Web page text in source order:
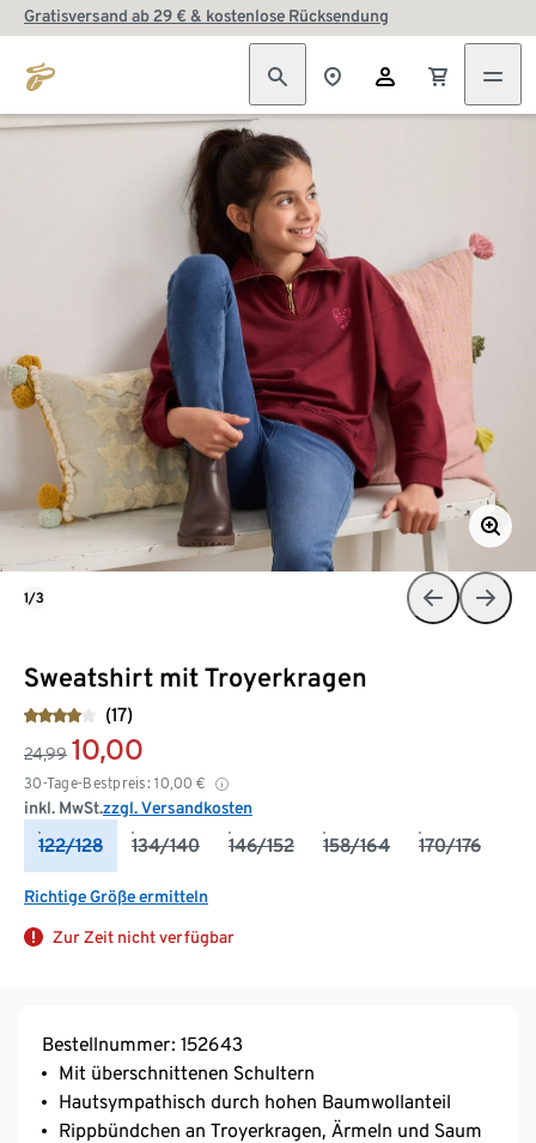
Gratisversand ab 29 € & kostenlose Rücksendung
Sweatshirt mit Troyerkragen
(17)
24,99 10,00
30-Tage-Bestpreis: 10,00 €
inkl. MwSt.zzgl. Versandkosten
122/128 134/140 146/152 158/164 170/176
Richtige Größe ermitteln
Zur Zeit nicht verfügbar
1/3
Bestellnummer: 152643
Mit überschnittenen Schultern
Hautsympathisch durch hohen Baumwollanteil
Rippbündchen an Troyerkragen, Ärmeln und Saum